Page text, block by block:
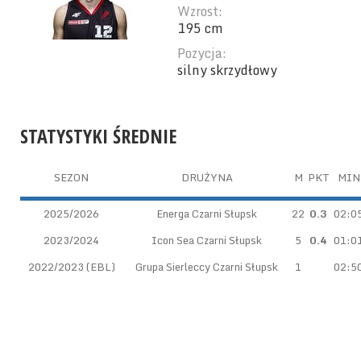
Wzrost:
195 cm
Pozycja:
silny skrzydłowy
STATYSTYKI ŚREDNIE
SEZON DRUŻYNA M PKT MIN
2025/2026 Energa Czarni Słupsk 22 0.3
2023/2024
Icon Sea Czarni Słupsk 5 0.4
2022/2023 (EBL)
Grupa Sierleccy Czarni Słupsk 1